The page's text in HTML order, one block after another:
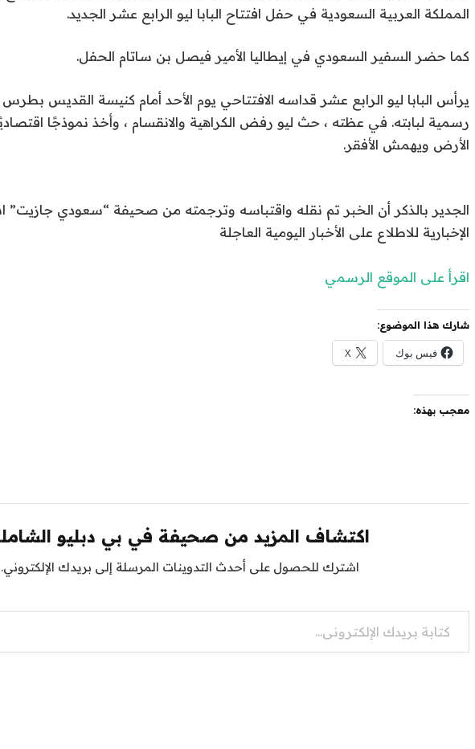
المملكة العربية السعودية في حفل افتتاح البابا ليو الرابع عشر الجديد.
كما حضر السفير السعودي في إيطاليا الأمير فيصل بن ساتام الحفل.
يرأس البابا ليو الرابع عشر قداسه الافتتاحي يوم الأحد أمام كنيسة القديس بطرس
رسمية لبابته. في عظته ، حث ليو رفض الكراهية والانقسام ، وأخذ نموذجًا
الأرض ويهمش الأفقر.
الجدير بالذكر أن الخبر تم نقله واقتباسه وترجمته من صحيفة “سعودي
الإخبارية للاطلاع على الأخبار اليومية العاجلة
اقرأ على الموقع الرسمي
شارك هذا الموضوع:
فيس بوك X
معجب بهذه:
اكتشاف المزيد من صحيفة في بي دبليو
اشترك للحصول على أحدث التدوينات المرسلة إلى بريدك الإلكتروني.
كتابة بريدك الإلكتروني...